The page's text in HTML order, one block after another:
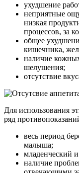
ухудшение
неприятные
низкая
процессов, за
общее
кишечника,
наличие
шелушения;
отсутствие
Для использования
ряд
весь период
малыша;
младенческий
наличие